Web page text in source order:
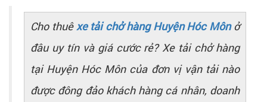
Cho thuêxe tải chở hàng Huyện Hóc Mônở
đâu uy tín và giá cước rẻ? Xe tải chở hàng
tại Huyện Hóc Môn của đơn vị vận tải nào
được đông đảo khách hàng cá nhân, doanh